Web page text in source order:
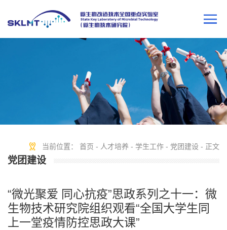
当前位置： 首页 - 人才培养 - 学生工作 - 党团建设 - 正文
党团建设
“微光聚爱 同心抗疫”思政系列之十一：微
生物技术研究院组织观看“全国大学生同
上一堂疫情防控思政大课”